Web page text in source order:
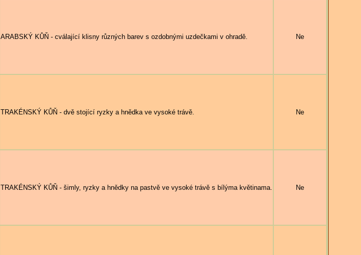
ARABSKÝ KŮŇ - cválající klisny různých barev s ozdobnými uzdečkami v ohradě. Ne
TRAKÉNSKÝ KŮŇ - dvě stojící ryzky a hnědka ve vysoké trávě. Ne
TRAKÉNSKÝ KŮŇ - šimly, ryzky a hnědky na pastvě ve vysoké trávě s bílýma květinama. Ne